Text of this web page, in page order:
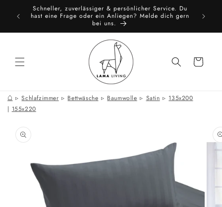
zum
Inhalt
Schneller, zuverlässiger & persönlicher Service. Du
hast eine Frage oder ein Anliegen? Melde dich gern
bei uns.
Warenkorb
⌂ Schlafzimmer Bettwäsche Baumwolle Satin
135x200
| 155x220